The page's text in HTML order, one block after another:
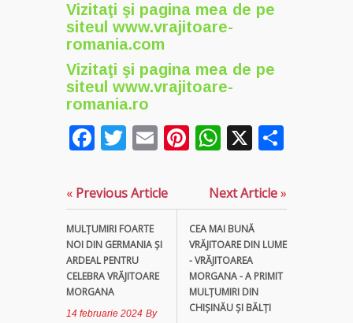
Vizitaţi şi pagina mea de pe
siteul www.vrajitoare-
romania.com
Vizitaţi şi pagina mea de pe
siteul www.vrajitoare-
romania.ro
Facebook
Twitter
EmailPinterest
WhatsApp
X
« Previous Article
MULŢUMIRI FOARTE
NOI DIN GERMANIA ȘI
ARDEAL PENTRU
CELEBRA VRĂJITOARE
MORGANA
14 februarie 2024 By
Next Article»
CEA MAI BUNĂ
VRĂJITOARE DIN LUME
- VRĂJITOAREA
MORGANA - A PRIMIT
MULȚUMIRI DIN
CHIȘINĂU ȘI BĂLȚI